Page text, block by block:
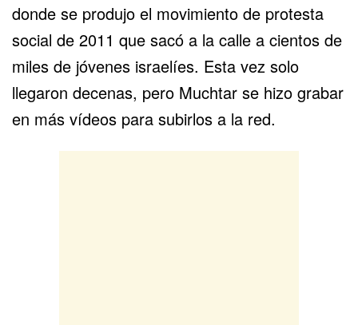
donde se produjo el movimiento de protesta
social de 2011 que sacó a la calle a cientos de
miles de jóvenes israelíes. Esta vez solo
llegaron decenas, pero Muchtar se hizo grabar
en más vídeos para subirlos a la red.